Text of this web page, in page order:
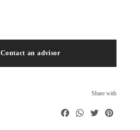
Contact an advisor
Share with
Facebook